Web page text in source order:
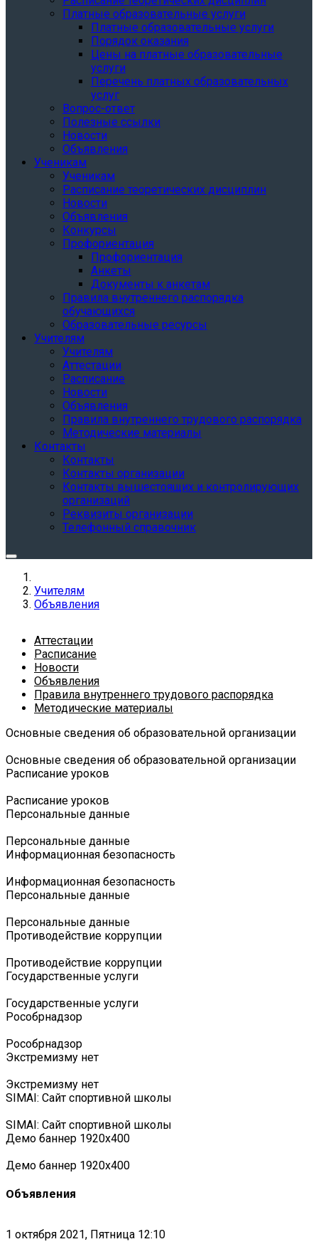
Платные образовательные услуги
Платные образовательные услуги
Порядок оказания
Цены на платные образовательные
услуги
Перечень платных образовательных
услуг
Вопрос-ответ
Полезные ссылки
Новости
Объявления
Ученикам
Ученикам
Расписание теоретических дисциплин
Новости
Объявления
Конкурсы
Профориентация
Профориентация
Анкеты
Документы к анкетам
Правила внутреннего распорядка
обучающихся
Образовательные ресурсы
Учителям
Учителям
Аттестации
Расписание
Новости
Объявления
Правила внутреннего трудового распорядка
Методические материалы
Контакты
Контакты
Контакты организации
Контакты вышестоящих и контролирующих
организаций
Реквизиты организации
Телефонный справочник
Учителям
Объявления
Аттестации
Расписание
Новости
Объявления
Правила внутреннего трудового распорядка
Методические материалы
Основные сведения об образовательной организации
Основные сведения об образовательной организации
Расписание уроков
Расписание уроков
Персональные данные
Персональные данные
Информационная безопасность
Информационная безопасность
Персональные данные
Персональные данные
Противодействие коррупции
Противодействие коррупции
Государственные услуги
Государственные услуги
Роcобрнадзор
Роcобрнадзор
Экстремизму нет
Экстремизму нет
SIMAI: Сайт спортивной школы
SIMAI: Сайт спортивной школы
Демо баннер 1920х400
Демо баннер 1920х400
Объявления
1 октября 2021, Пятница 12:10